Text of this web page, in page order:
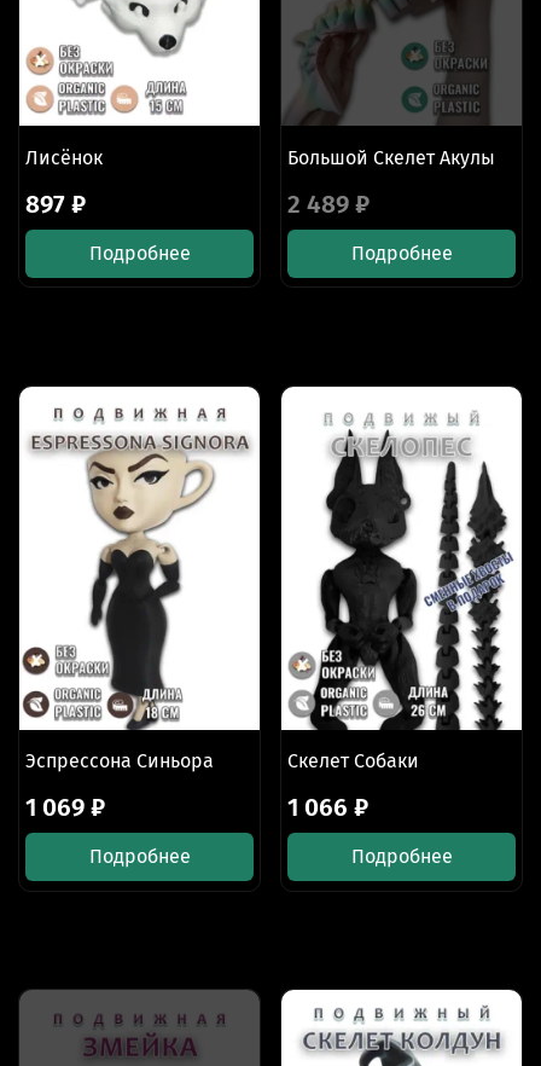
Лисёнок
897 ₽
Подробнее
Большой Скелет Акулы
2 489 ₽
Подробнее
Эспрессона Синьора
1 069 ₽
Подробнее
Скелет Собаки
1 066 ₽
Подробнее